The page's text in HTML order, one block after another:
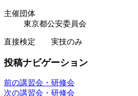
主催団体
東京都公安委員会
直接検定 実技のみ
投稿ナビゲーション
前の講習会・研修会
次の講習会・研修会